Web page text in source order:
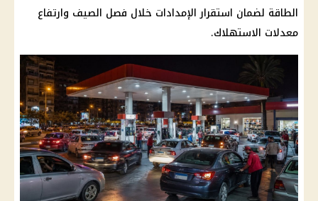
الطاقة لضمان استقرار الإمدادات خلال فصل الصيف وارتفاع
معدلات الاستهلاك.